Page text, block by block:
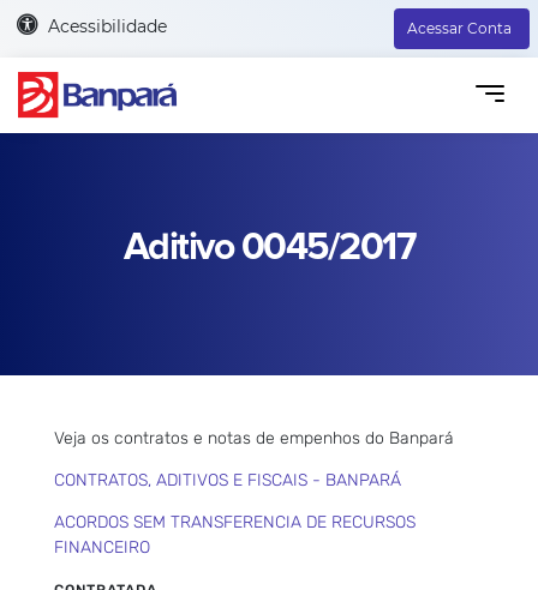
Acessibilidade Acessar Conta
Aditivo 0045/2017
Veja os contratos e notas de empenhos do Banpará
CONTRATOS, ADITIVOS E FISCAIS - BANPARÁ
ACORDOS SEM TRANSFERENCIA DE RECURSOS
FINANCEIRO